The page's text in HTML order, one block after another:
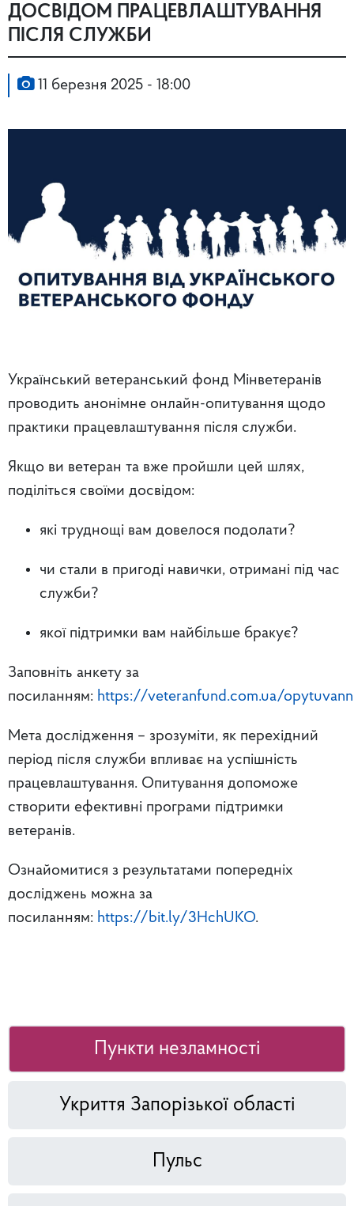
ДОСВІДОМ ПРАЦЕВЛАШТУВАННЯ
ПІСЛЯ СЛУЖБИ
11 березня 2025 - 18:00
Український ветеранський фонд Мінветеранів
проводить анонімне онлайн-опитування щодо
практики працевлаштування після служби.
Якщо ви ветеран та вже пройшли цей шлях,
поділіться своїми досвідом:
які труднощі вам довелося подолати?
чи стали в пригоді навички, отримані під час
служби?
якої підтримки вам найбільше бракує?
Заповніть анкету за
посиланням: https://veteranfund.com.ua/
Мета дослідження – зрозуміти, як перехідний
період після служби впливає на успішність
працевлаштування. Опитування допоможе
створити ефективні програми підтримки
ветеранів.
Ознайомитися з результатами попередніх
досліджень можна за
посиланням: https://bit.ly/3HchUKO.
Пункти незламності
Укриття Запорізької області
Пульс